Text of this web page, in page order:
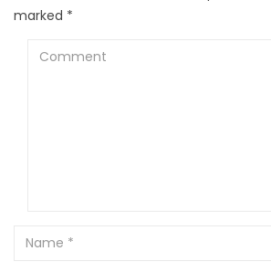
marked *
Comment
Name